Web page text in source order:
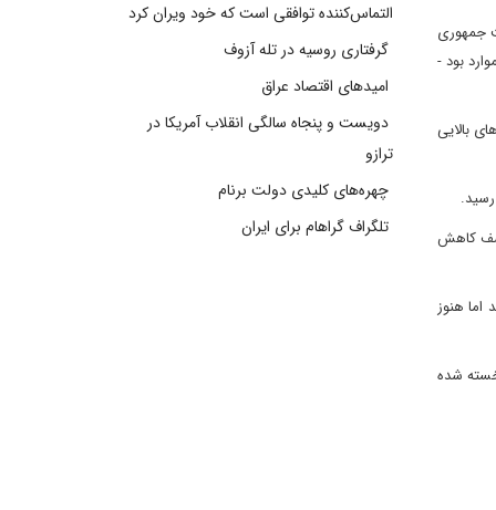
جمهوری
بود -
بالایی
به نصف کاهش
هنوز
شده
التماس‌کننده توافقی است که خود ویران کرد
گرفتاری روسیه در تله آزوف
امیدهای اقتصاد عراق
دویست و پنجاه سالگی انقلاب آمریکا در
ترازو
چهره‌های کلیدی دولت برنام
تلگراف گراهام برای ایران